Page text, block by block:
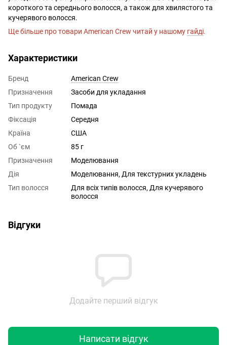
короткого та середнього волосся, а також для хвилястого та
кучерявого волосся.
Ще більше про товари American Crew читай у нашому гайді.
Характеристики
Бренд
American Crew
Призначення
Засоби для укладання
Тип продукту
Помада
Фіксація
Середня
Країна
США
Об `єм
85 г
Призначення
Моделювання
Дія
Моделювання, Для текстурних укладень
Тип волосся
Для всіх типів волосся, Для кучерявого
волосся
Відгуки
Додайте перший відгук
Написати відгук